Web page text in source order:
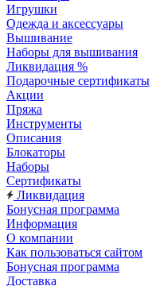
Игрушки
Одежда и аксессуары
Вышивание
Наборы для вышивания
Ликвидация %
Подарочные сертификаты
Акции
Пряжа
Инструменты
Описания
Блокаторы
Наборы
Сертификаты
Ликвидация
Бонусная программа
Информация
О компании
Как пользоваться сайтом
Бонусная программа
Доставка